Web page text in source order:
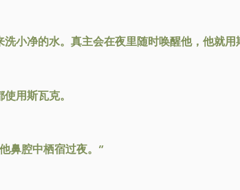
小净的水。真主会在夜里随时唤醒他，他就
用斯瓦克。
鼻腔中栖宿过夜。”